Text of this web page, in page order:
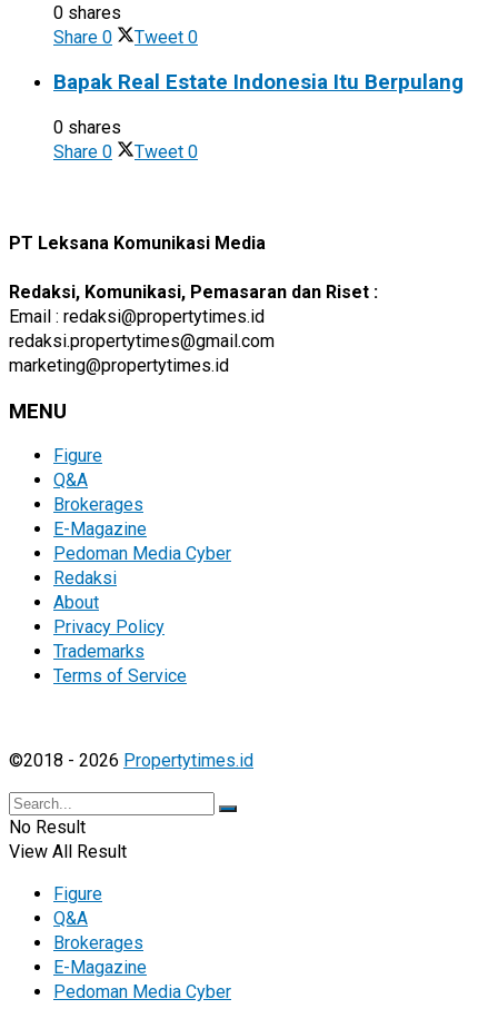
0 shares
Share 0 Tweet 0
Bapak Real Estate Indonesia Itu Berpulang
0 shares
Share 0 Tweet 0
PT Leksana Komunikasi Media
Redaksi, Komunikasi, Pemasaran dan Riset :
Email : redaksi@propertytimes.id
redaksi.propertytimes@gmail.com
marketing@propertytimes.id
MENU
Figure
Q&A
Brokerages
E-Magazine
Pedoman Media Cyber
Redaksi
About
Privacy Policy
Trademarks
Terms of Service
©2018 - 2026 Propertytimes.id
No Result
View All Result
Figure
Q&A
Brokerages
E-Magazine
Pedoman Media Cyber